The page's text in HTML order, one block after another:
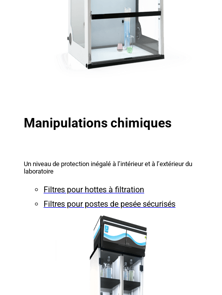
Manipulations chimiques
Un niveau de protection inégalé à l’intérieur et à l’extérieur du
laboratoire
Filtres pour hottes à filtration
Filtres pour postes de pesée sécurisés